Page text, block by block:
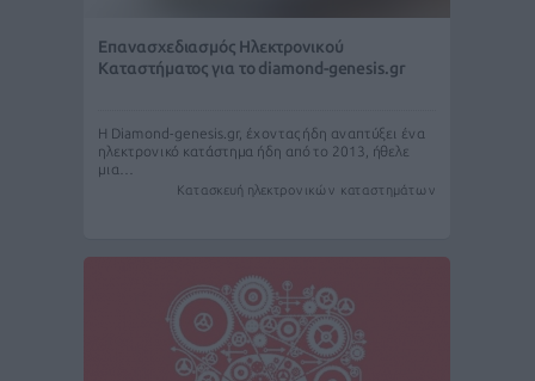
Επανασχεδιασμός Ηλεκτρονικού
Καταστήματος για το diamond-genesis.gr
Η Diamond-genesis.gr, έχοντας ήδη αναπτύξει ένα
ηλεκτρονικό κατάστημα ήδη από το 2013, ήθελε
μια…
Κατασκευή ηλεκτρονικών καταστημάτων